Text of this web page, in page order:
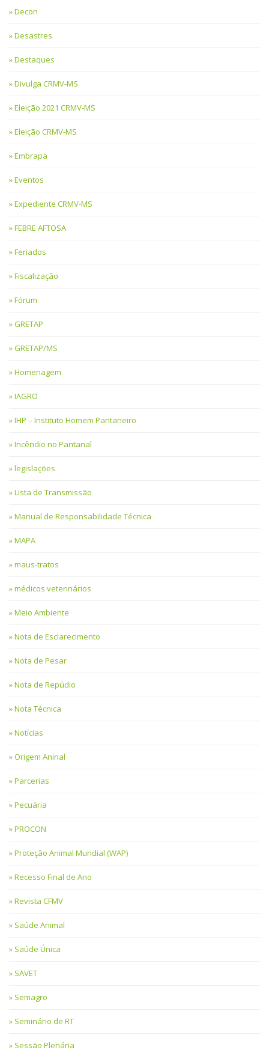
Decon
Desastres
Destaques
Divulga CRMV-MS
Eleição 2021 CRMV-MS
Eleição CRMV-MS
Embrapa
Eventos
Expediente CRMV-MS
FEBRE AFTOSA
Feriados
Fiscalização
Fórum
GRETAP
GRETAP/MS
Homenagem
IAGRO
IHP – Instituto Homem Pantaneiro
Incêndio no Pantanal
legislações
Lista de Transmissão
Manual de Responsabilidade Técnica
MAPA
maus-tratos
médicos veterinários
Meio Ambiente
Nota de Esclarecimento
Nota de Pesar
Nota de Repúdio
Nota Técnica
Notícias
Origem Aninal
Parcerias
Pecuária
PROCON
Proteção Animal Mundial (WAP)
Recesso Final de Ano
Revista CFMV
Saúde Animal
Saúde Única
SAVET
Semagro
Seminário de RT
Sessão Plenária